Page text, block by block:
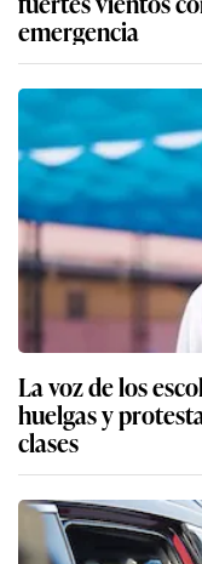
emergencia
La voz de los
huelgas y
clases